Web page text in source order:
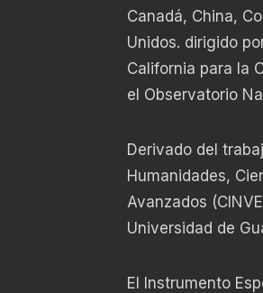
Canadá, China,
Unidos. dirigido
California para la
el Observatorio
Derivado del
Humanidades,
Avanzados
Universidad de
El Instrumento